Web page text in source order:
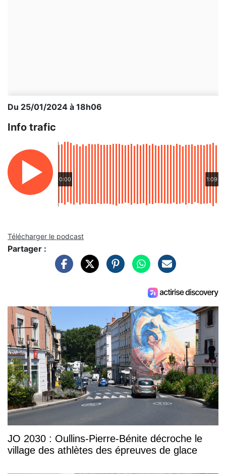
Du 25/01/2024 à 18h06
Info trafic
0:00 1:09
Télécharger le podcast
Partager :
JO 2030 : Oullins-Pierre-Bénite décroche le
village des athlètes des épreuves de glace